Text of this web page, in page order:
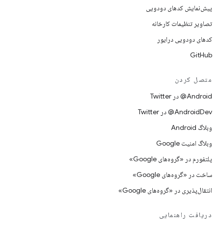
پیش‌نمایش کدهای دودویی
تصاویر تنظیمات کارخانه
کدهای دودویی درایور
GitHub
متصل کردن
Android@ در Twitter
AndroidDev@ در Twitter
وبلاگ Android
وبلاگ امنیت Google
پلتفورم در «گروه‌های Google»
ساخت در «گروه‌های Google»
انتقال‌پذیری در «گروه‌های Google»
دریافت راهنمایی